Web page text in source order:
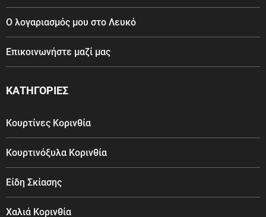
Ο λογαριασμός μου στο Λευκό
Επικοινωνήστε μαζί μας
ΚΑΤΗΓΟΡΙΕΣ
Κουρτίνες Κορινθία
Κουρτινόξυλα Κορινθία
Είδη Σκίασης
Χαλιά Κορινθία